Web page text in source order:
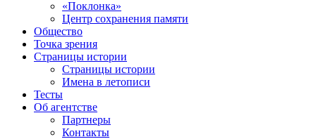
«Поклонка»
Центр сохранения памяти
Общество
Точка зрения
Страницы истории
Страницы истории
Имена в летописи
Тесты
Об агентстве
Партнеры
Контакты